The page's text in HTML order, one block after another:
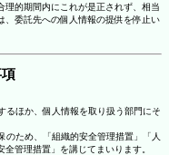
理的期間内にこれが是正されず、相当
、委託先への個人情報の提供を停止い
るほか、個人情報を取り扱う部門にそ
のため、「組織的安全管理措置」「人
管理措置」を講じてまいります。